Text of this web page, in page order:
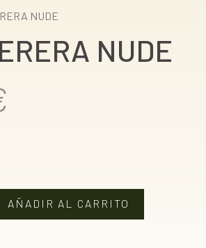
NUDE
NUDE
AÑADIR AL CARRITO